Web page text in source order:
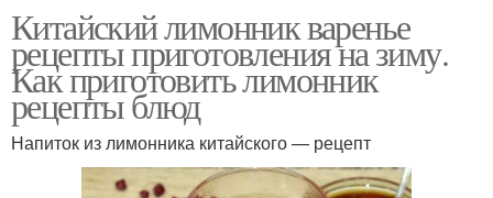
Китайский лимонник варенье
рецепты приготовления на зиму.
Как приготовить лимонник
рецепты блюд
Напиток из лимонника китайского — рецепт